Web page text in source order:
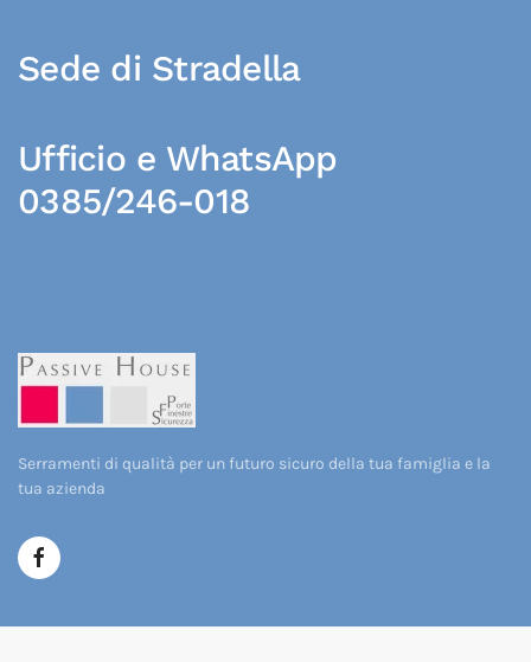
Sede di Stradella
Ufficio e WhatsApp
0385/246-018
Serramenti di qualità per un futuro sicuro della tua famiglia e la
tua azienda